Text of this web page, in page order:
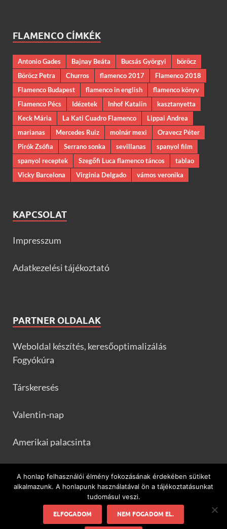
FLAMENCO CÍMKÉK
Antonio Gades Bajnay Beáta Bucsás Györgyi
böröcz
Böröcz Petra
Churros flamenco 2017
Flamenco 2018
Flamenco Budapest
flamenco in english
flamenco könyv
Flamenco Pécs
Idézetek Inhof Katalin
kasztanyetta
Keck Mária
La Kati Cuadro Flamenco
Lippai Andrea
marianas
Mercedes Ruiz molnár mexi
Oravecz Péter
Pirók Zsófia
Serrano sonka sevillanas
spanyol film
spanyol receptek
Szegőfi Luca flamenco táncos
tablao
Vicky Barcelona
Virginia Delgado vámos veronika
KAPCSOLAT
Impresszum
Adatkezelési tájékoztató
PARTNER OLDALAK
Weboldal készítés, keresőoptimalizálás
Fogyókúra
Társkeresés
Valentin-nap
Amerikai palacsinta
A honlap felhasználói élmény fokozásának érdekében sütiket
alkalmazunk. A honlapunk használatával ön a tájékoztatásunkat
tudomásul veszi.
ELFOGADOM NEM FOGADOM EL.